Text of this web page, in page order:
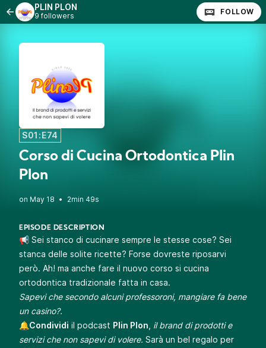
PLIN PLON
9 followers FOLLOW
S01:E74
Corso di Cucina Ortodontica Plin
Plon
• 2min 49s
EPISODE DESCRIPTION
📢 Sei stanco di cucinare sempre le stesse cose? Sei
stanca delle solite ricette? Forse dovreste riposarvi
però. Ah! ma anche fare il nuovo corso si cucina
ortodontica tradizionale fatta in casa.
Sapevi che secondo alcuni professoroni, mangiare fa bene
un casino?.
🔔Condividi il podcast Plin Plon il brand di prodotti e
servizi che non sapevi di volere. Sarà un bel regalo per